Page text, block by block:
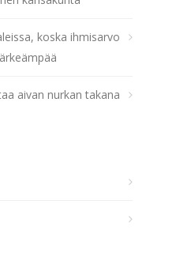
koska ihmisarvo
aivan nurkan takana